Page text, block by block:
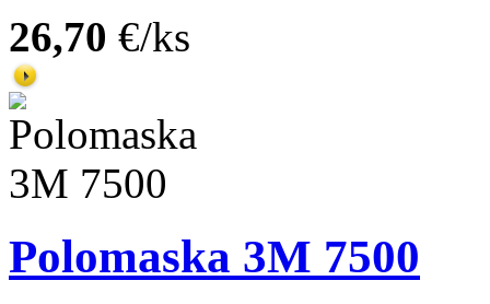
26,70 €/ks
Polomaska 3M 7500